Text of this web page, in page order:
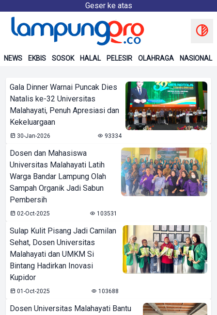
Geser ke atas
NEWS EKBIS SOSOK HALAL PELESIR OLAHRAGA NASIONAL
Gala Dinner Warnai Puncak Dies
Natalis ke-32 Universitas
Malahayati, Penuh Apresiasi dan
Kekeluargaan
30-Jan-2026 93334
Dosen dan Mahasiswa
Universitas Malahayati Latih
Warga Bandar Lampung Olah
Sampah Organik Jadi Sabun
Pembersih
02-Oct-2025 103531
Sulap Kulit Pisang Jadi Camilan
Sehat, Dosen Universitas
Malahayati dan UMKM Si
Bintang Hadirkan Inovasi
Kupidor
01-Oct-2025 103688
Dosen Universitas Malahayati Bantu